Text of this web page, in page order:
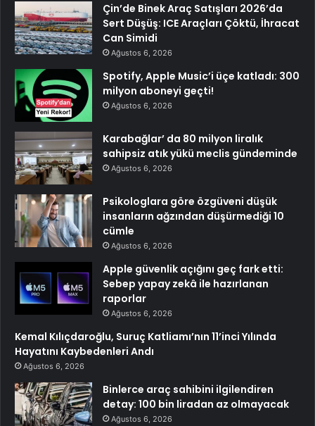
Çin’de Binek Araç Satışları 2026’da
Sert Düşüş: ICE Araçları Çöktü, İhracat
Can Simidi
Ağustos 6, 2026
Spotify, Apple Music’i üçe katladı: 300
milyon aboneyi geçti!
Ağustos 6, 2026
Karabağlar’ da 80 milyon liralık
sahipsiz atık yükü meclis gündeminde
Ağustos 6, 2026
Psikologlara göre özgüveni düşük
insanların ağzından düşürmediği 10
cümle
Ağustos 6, 2026
Apple güvenlik açığını geç fark etti:
Sebep yapay zekâ ile hazırlanan
raporlar
Ağustos 6, 2026
Kemal Kılıçdaroğlu, Suruç Katliamı’nın 11’inci Yılında
Hayatını Kaybedenleri Andı
Ağustos 6, 2026
Binlerce araç sahibini ilgilendiren
detay: 100 bin liradan az olmayacak
Ağustos 6, 2026